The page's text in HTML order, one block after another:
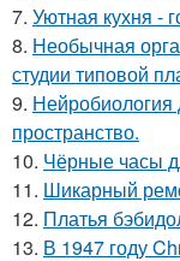
7. Уютная кухня -
8. Необычная
студии типовой
9.
пространство.
10. Чёрные часы
11. Шикарный
12. Платья
13. В 1947 году